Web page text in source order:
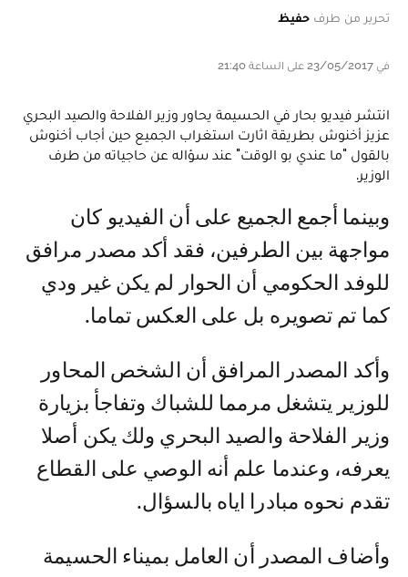
تحرير من طرف حفيظ
في 23/05/2017 على الساعة 21:40
انتشر فيديو بحار في الحسيمة يحاور وزير الفلاحة والصيد البحري
عزيز أخنوش بطريقة اثارت استغراب الجميع حين أجاب أخنوش
بالقول "ما عندي بو الوقت" عند سؤاله عن حاجياته من طرف
الوزير.
وبينما أجمع الجميع على أن الفيديو كان
مواجهة بين الطرفين، فقد أكد مصدر مرافق
للوفد الحكومي أن الحوار لم يكن غير ودي
كما تم تصويره بل على العكس تماما.
وأكد المصدر المرافق أن الشخص المحاور
للوزير يتشغل مرمما للشباك وتفاجأ بزيارة
وزير الفلاحة والصيد البحري ولك يكن أصلا
يعرفه، وعندما علم أنه الوصي على القطاع
تقدم نحوه مبادرا اياه بالسؤال.
وأضاف المصدر أن العامل بميناء الحسيمة